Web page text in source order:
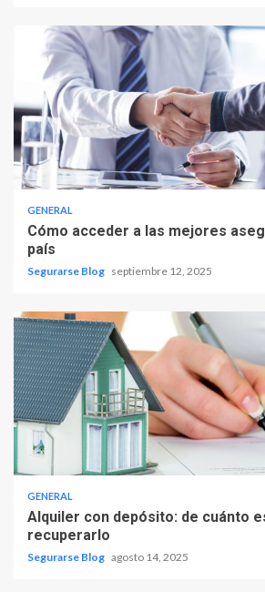
GENERAL
Cómo acceder a las mejores
país
Segurarse Blog septiembre 12, 2025
GENERAL
Alquiler con depósito: de cuánto
recuperarlo
Segurarse Blog agosto 14, 2025